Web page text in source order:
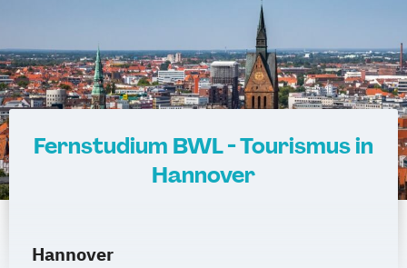
Fernstudium BWL - Tourismus in
Hannover
Hannover